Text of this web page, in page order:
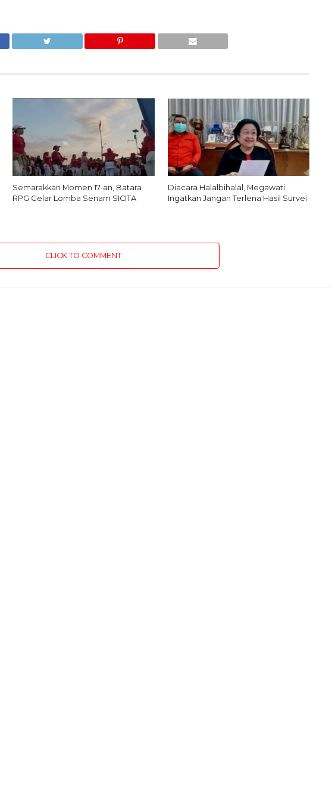
Semarakkan Momen 17-an, Batara
RPG Gelar Lomba Senam SICITA
Diacara Halalbihalal, Megawati
Ingatkan Jangan Terlena Hasil Survei
CLICK TO COMMENT